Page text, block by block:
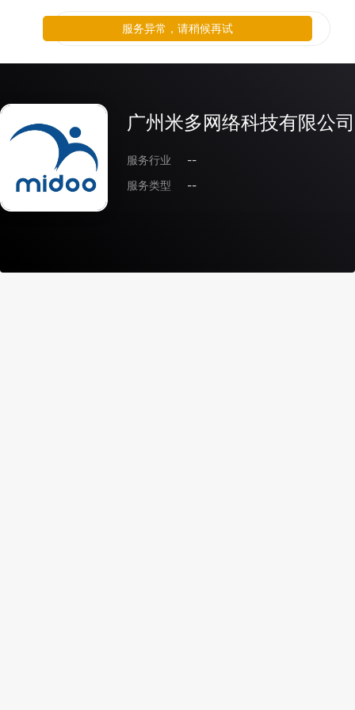
广州米多网络科技有限公司
服务行业
--
服务类型
--
服务异常，请稍候再试